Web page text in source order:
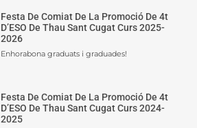
Festa De Comiat De La Promoció De 4t
D’ESO De Thau Sant Cugat Curs 2025-
2026
Enhorabona graduats i graduades!
Festa De Comiat De La Promoció De 4t
D’ESO De Thau Sant Cugat Curs 2024-
2025